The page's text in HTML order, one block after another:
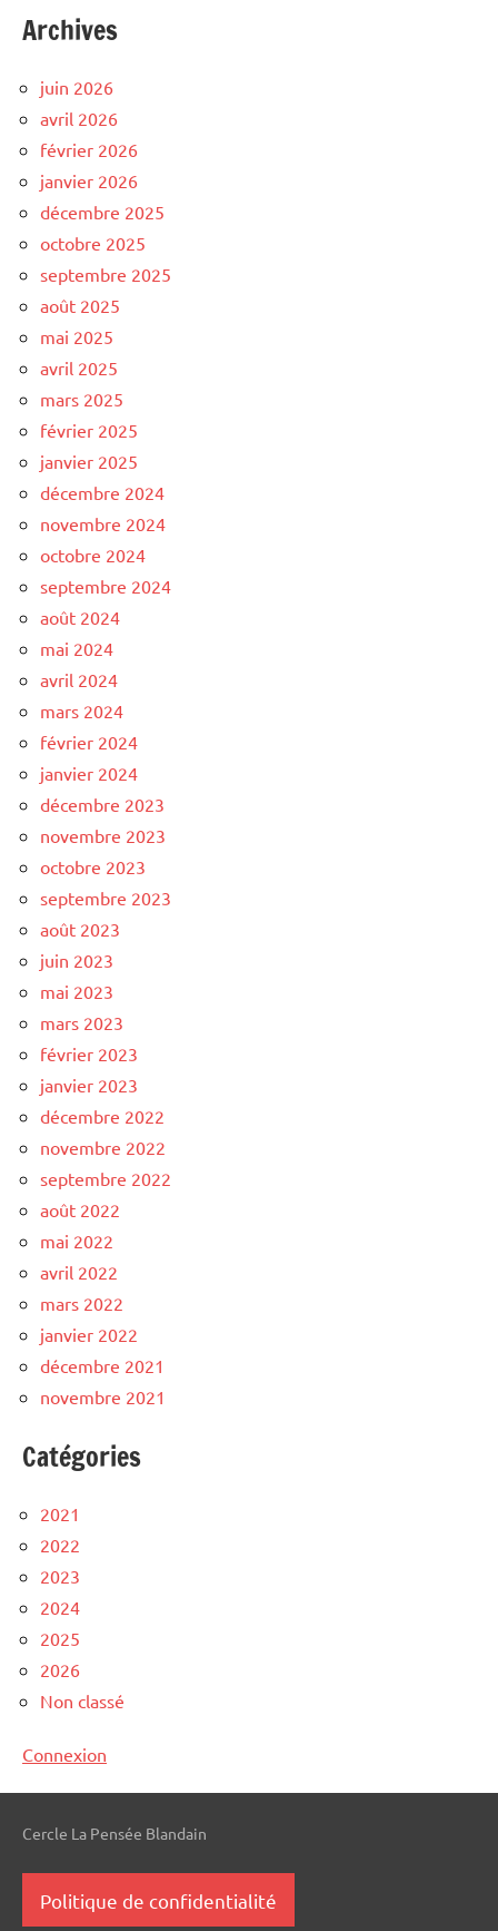
Archives
juin 2026
avril 2026
février 2026
janvier 2026
décembre 2025
octobre 2025
septembre 2025
août 2025
mai 2025
avril 2025
mars 2025
février 2025
janvier 2025
décembre 2024
novembre 2024
octobre 2024
septembre 2024
août 2024
mai 2024
avril 2024
mars 2024
février 2024
janvier 2024
décembre 2023
novembre 2023
octobre 2023
septembre 2023
août 2023
juin 2023
mai 2023
mars 2023
février 2023
janvier 2023
décembre 2022
novembre 2022
septembre 2022
août 2022
mai 2022
avril 2022
mars 2022
janvier 2022
décembre 2021
novembre 2021
Catégories
2021
2022
2023
2024
2025
2026
Non classé
Connexion
Cercle La Pensée Blandain
Politique de confidentialité